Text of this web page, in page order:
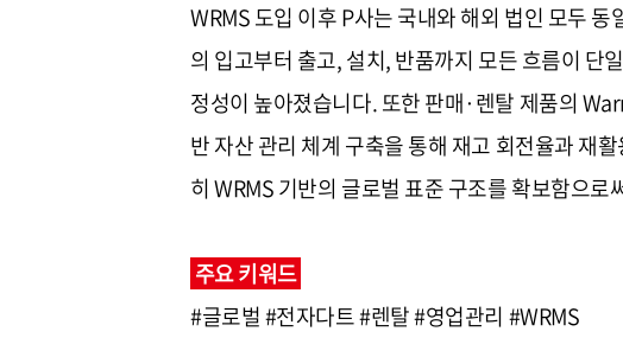
WRMS 도입 이후 P사는 국내와 해외 법인 모두
의 입고부터 출고, 설치, 반품까지 모든 흐름이 단
정성이 높아졌습니다. 또한 판매·렌탈 제품의
반 자산 관리 체계 구축을 통해 재고 회전율과 재
히 WRMS 기반의 글로벌 표준 구조를 확보함으
주요 키워드
#글로벌 #전자다트 #렌탈 #영업관리 #WRMS